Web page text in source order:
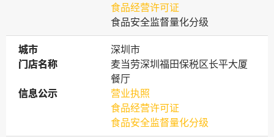
食品经营许可证
食品安全监督量化分级
城市
城市
深圳市
门店名称
门店名称
麦当劳深圳福田保税区长平大厦
餐厅
信息公示
信息公示
营业执照
食品经营许可证
食品安全监督量化分级